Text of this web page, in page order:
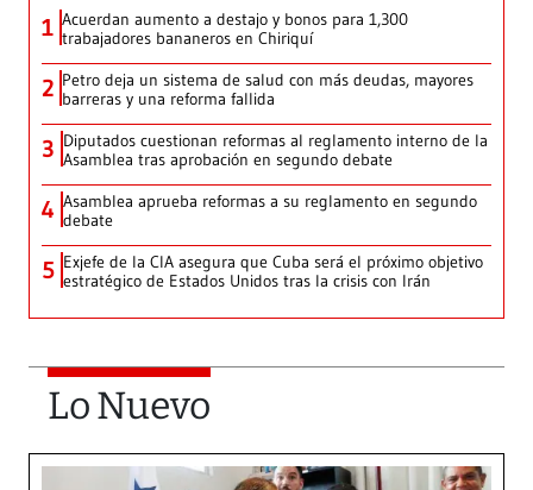
1 Acuerdan aumento a destajo y bonos para 1,300
trabajadores bananeros en Chiriquí
2 Petro deja un sistema de salud con más deudas, mayores
barreras y una reforma fallida
3 Diputados cuestionan reformas al reglamento interno de la
Asamblea tras aprobación en segundo debate
4 Asamblea aprueba reformas a su reglamento en segundo
debate
5 Exjefe de la CIA asegura que Cuba será el próximo objetivo
estratégico de Estados Unidos tras la crisis con Irán
Lo Nuevo